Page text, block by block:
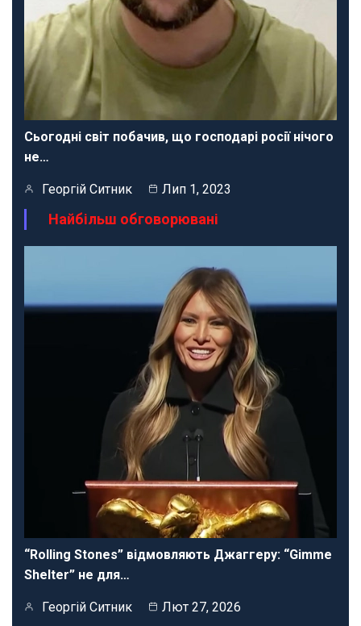
Сьогодні світ побачив, що господарі росії нічого
не…
Георгій Ситник Лип 1, 2023
Найбільш обговорювані
“Rolling Stones” відмовляють Джаггеру: “Gimme
Shelter” не для…
Георгій Ситник Лют 27, 2026